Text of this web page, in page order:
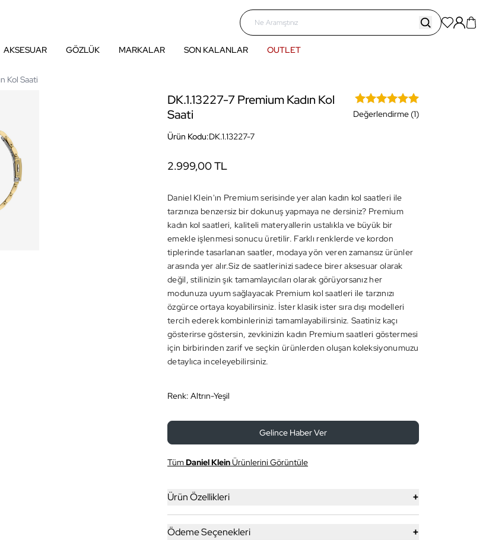
AKSESUAR GÖZLÜK MARKALAR SON KALANLAR OUTLET
Kol Saati
DK.1.13227-7 Premium Kadın Kol
Saati
Ürün Kodu:DK.1.13227-7
Değerlendirme (1)
2.999,00 TL
Daniel Klein'ın Premium serisinde yer alan kadın kol saatleri ile
tarzınıza benzersiz bir dokunuş yapmaya ne dersiniz? Premium
kadın kol saatleri, kaliteli materyallerin ustalıkla ve büyük bir
emekle işlenmesi sonucu üretilir. Farklı renklerde ve kordon
tiplerinde tasarlanan saatler, modaya yön veren zamansız ürünler
arasında yer alır.Siz de saatlerinizi sadece birer aksesuar olarak
değil, stilinizin şık tamamlayıcıları olarak görüyorsanız her
modunuza uyum sağlayacak Premium kol saatleri ile tarzınızı
özgürce ortaya koyabilirsiniz. İster klasik ister sıra dışı modelleri
tercih ederek kombinlerinizi tamamlayabilirsiniz. Saatiniz kaçı
gösterirse göstersin, zevkinizin kadın Premium saatleri göstermesi
için birbirinden zarif ve seçkin ürünlerden oluşan koleksiyonumuzu
detaylıca inceleyebilirsiniz.
Renk: Altrın-Yeşil
Gelince Haber Ver
TümDaniel KleinÜrünlerini Görüntüle
Ürün Özellikleri +
Ödeme Seçenekleri +